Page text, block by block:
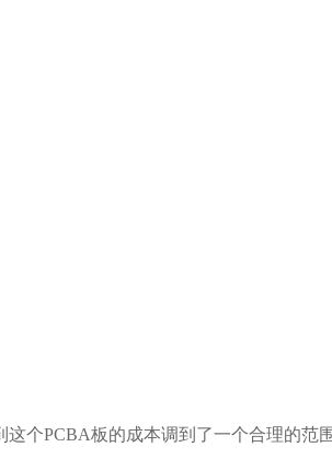
个PCBA板的成本调到了一个合理的范